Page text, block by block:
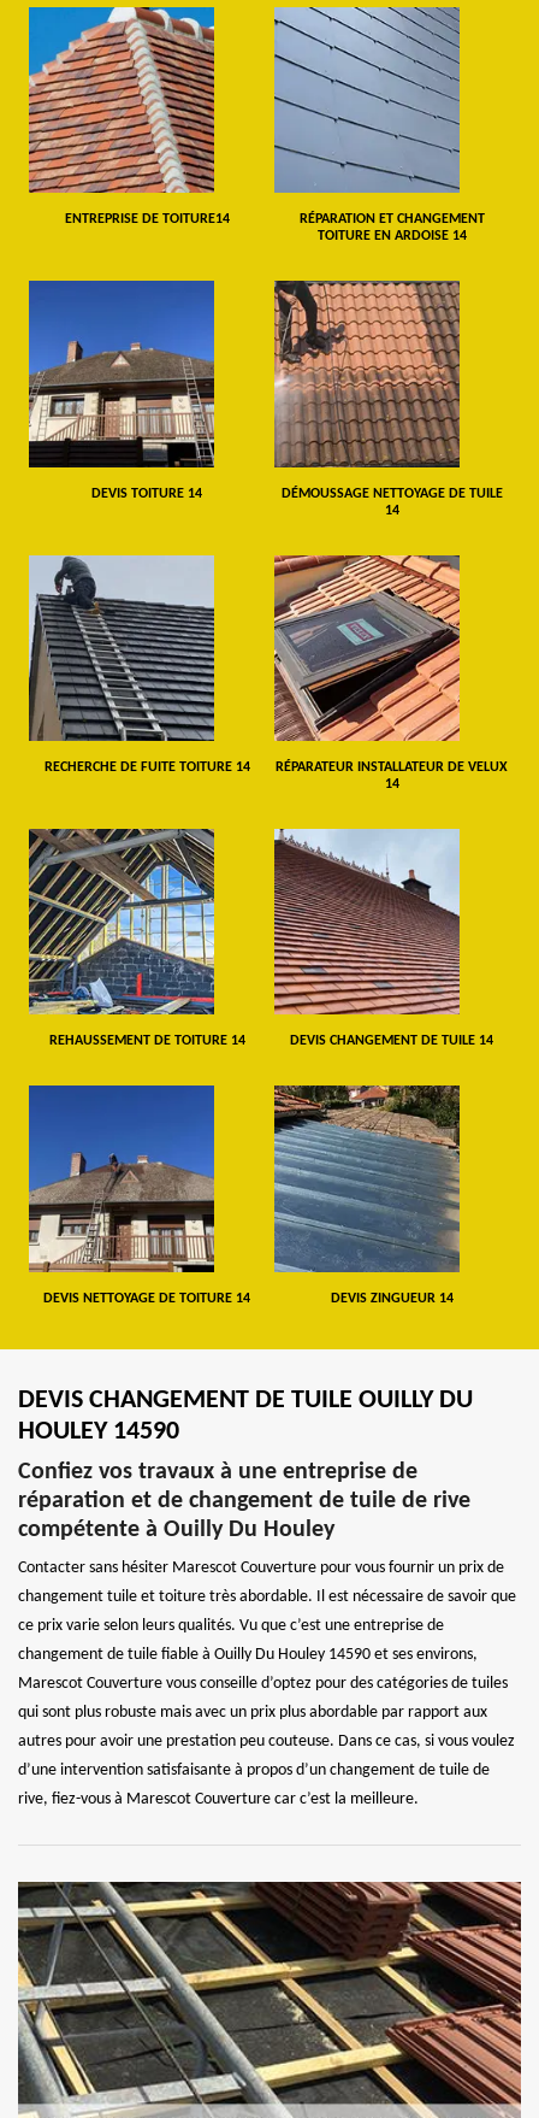
ENTREPRISE DE TOITURE14
RÉPARATION ET CHANGEMENT
TOITURE EN ARDOISE 14
DEVIS TOITURE 14
DÉMOUSSAGE NETTOYAGE DE TUILE
14
RECHERCHE DE FUITE TOITURE 14
RÉPARATEUR INSTALLATEUR DE VELUX
14
REHAUSSEMENT DE TOITURE 14 DEVIS CHANGEMENT DE TUILE 14
DEVIS NETTOYAGE DE TOITURE 14 DEVIS ZINGUEUR 14
DEVIS CHANGEMENT DE TUILE OUILLY DU
HOULEY 14590
Confiez vos travaux à une entreprise de
réparation et de changement de tuile de rive
compétente à Ouilly Du Houley
Contacter sans hésiter Marescot Couverture pour vous fournir un prix de
changement tuile et toiture très abordable. Il est nécessaire de savoir que
ce prix varie selon leurs qualités. Vu que c’est une entreprise de
changement de tuile fiable à Ouilly Du Houley 14590 et ses environs,
Marescot Couverture vous conseille d’optez pour des catégories de tuiles
qui sont plus robuste mais avec un prix plus abordable par rapport aux
autres pour avoir une prestation peu couteuse. Dans ce cas, si vous voulez
d’une intervention satisfaisante à propos d’un changement de tuile de
rive, fiez-vous à Marescot Couverture car c’est la meilleure.